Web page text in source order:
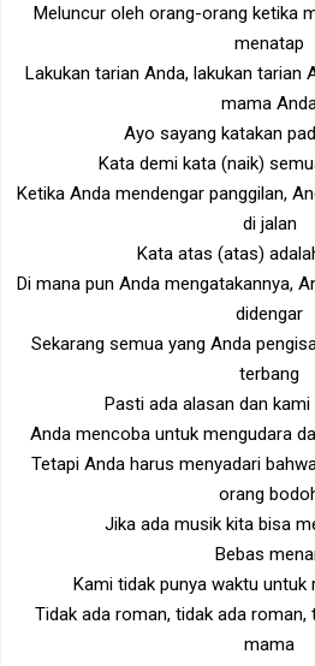
Meluncur oleh orang-orang ketika
menatap
Lakukan tarian Anda, lakukan tarian
mama
Ayo sayang katakan
Kata demi kata (naik)
Ketika Anda mendengar panggilan,
di jalan
Kata atas (atas)
Di mana pun Anda mengatakannya,
didengar
Sekarang semua yang Anda
terbang
Pasti ada alasan dan
Anda mencoba untuk mengudara
Tetapi Anda harus menyadari
orang
Jika ada musik kita bisa
Bebas
Kami tidak punya waktu
Tidak ada roman, tidak ada roman,
mama